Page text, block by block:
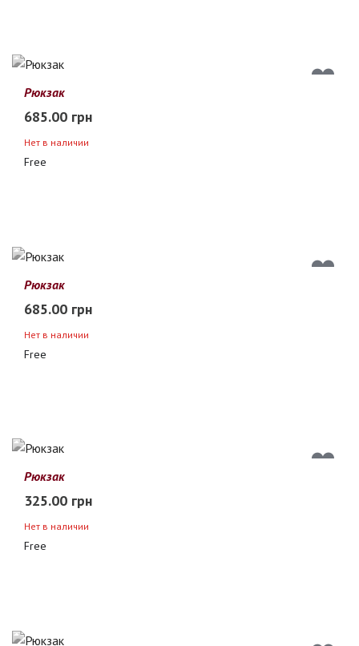
Рюкзак
685.00 грн
Нет в наличии
Free
Рюкзак
685.00 грн
Нет в наличии
Free
Рюкзак
325.00 грн
Нет в наличии
Free